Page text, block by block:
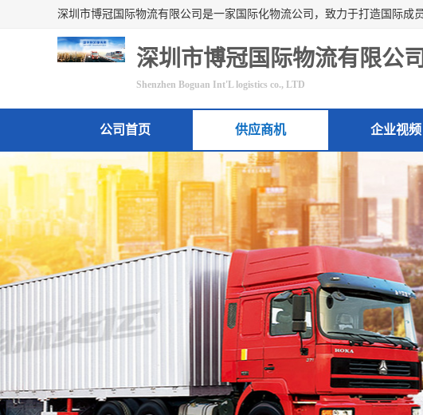
深圳市博冠国际物流有限公司
Shenzhen Boguan Int'L logistics co., LTD
公司首页 供应商机 企业视频
联系方式